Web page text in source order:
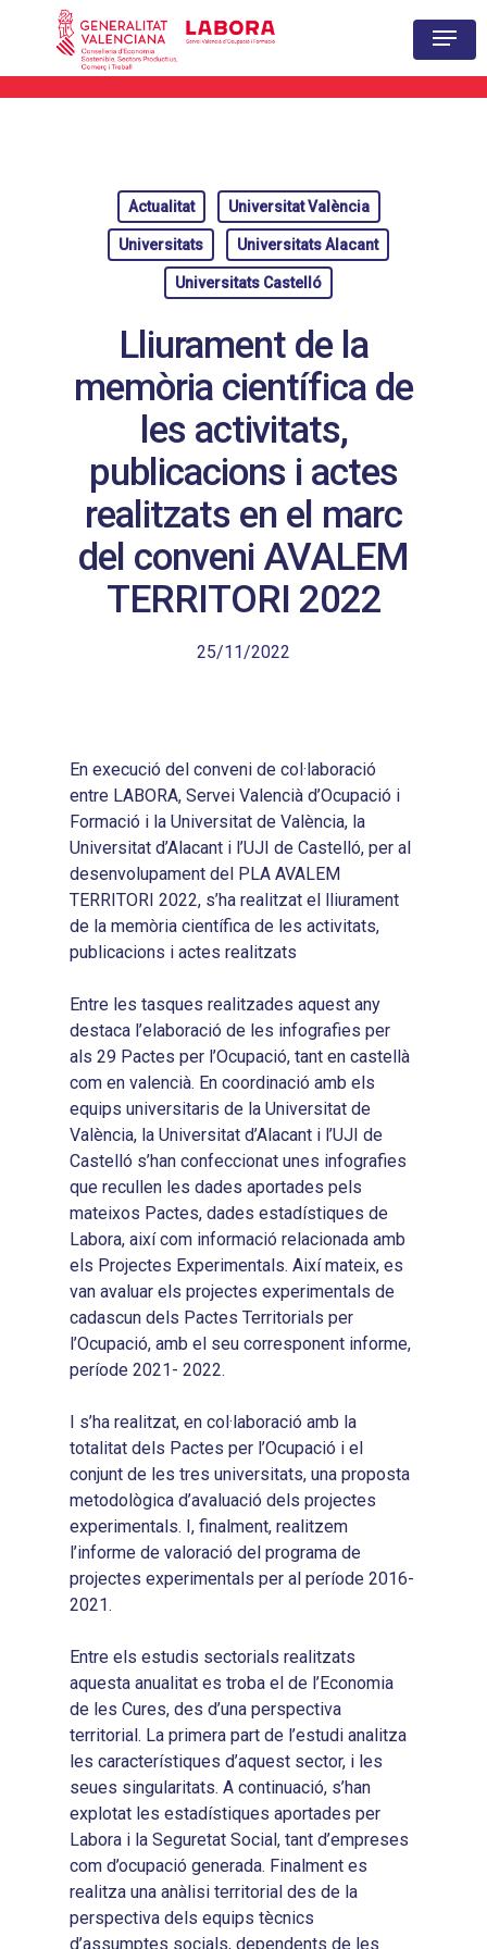
Actualitat Universitat València
Universitats Universitats Alacant
Universitats Castelló
Lliurament de la
memòria científica de
les activitats,
publicacions i actes
realitzats en el marc
del conveni AVALEM
TERRITORI 2022
25/11/2022
En execució del conveni de col·laboració
entre LABORA, Servei Valencià d’Ocupació i
Formació i la Universitat de València, la
Universitat d’Alacant i l’UJI de Castelló, per al
desenvolupament del PLA AVALEM
TERRITORI 2022, s’ha realitzat el lliurament
de la memòria científica de les activitats,
publicacions i actes realitzats
Entre les tasques realitzades aquest any
destaca l’elaboració de les infografies per
als 29 Pactes per l’Ocupació, tant en castellà
com en valencià. En coordinació amb els
equips universitaris de la Universitat de
València, la Universitat d’Alacant i l’UJI de
Castelló s’han confeccionat unes infografies
que recullen les dades aportades pels
mateixos Pactes, dades estadístiques de
Labora, així com informació relacionada amb
els Projectes Experimentals. Així mateix, es
van avaluar els projectes experimentals de
cadascun dels Pactes Territorials per
l’Ocupació, amb el seu corresponent informe,
període 2021- 2022.
I s’ha realitzat, en col·laboració amb la
totalitat dels Pactes per l’Ocupació i el
conjunt de les tres universitats, una proposta
metodològica d’avaluació dels projectes
experimentals. I, finalment, realitzem
l’informe de valoració del programa de
projectes experimentals per al període 2016-
2021.
Entre els estudis sectorials realitzats
aquesta anualitat es troba el de l’Economia
de les Cures, des d’una perspectiva
territorial. La primera part de l’estudi analitza
les característiques d’aquest sector, i les
seues singularitats. A continuació, s’han
explotat les estadístiques aportades per
Labora i la Seguretat Social, tant d’empreses
com d’ocupació generada. Finalment es
realitza una anàlisi territorial des de la
perspectiva dels equips tècnics
d’assumptes socials, dependents de les